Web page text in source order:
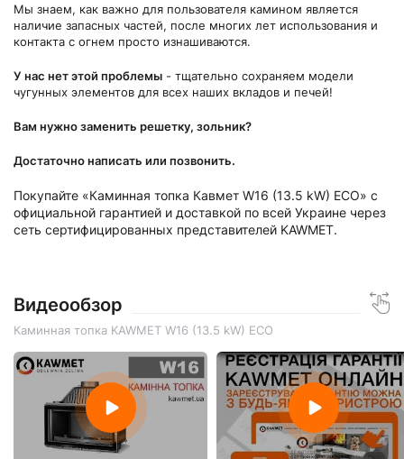
Мы знаем, как важно для пользователя камином является
наличие запасных частей, после многих лет использования и
контакта с огнем просто изнашиваются.
У нас нет этой проблемы - тщательно сохраняем модели
чугунных элементов для всех наших вкладов и печей!
Вам нужно заменить решетку, зольник?
Достаточно написать или позвонить.
Покупайте «Каминная топка Кавмет W16 (13.5 kW) ECO» с
официальной гарантией и доставкой по всей Украине через
сеть сертифицированных представителей KAWMET.
Видеообзор
Каминная топка KAWMET W16 (13.5 kW) ECO